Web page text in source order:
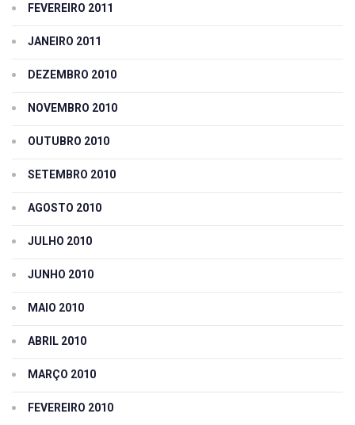
FEVEREIRO 2011
JANEIRO 2011
DEZEMBRO 2010
NOVEMBRO 2010
OUTUBRO 2010
SETEMBRO 2010
AGOSTO 2010
JULHO 2010
JUNHO 2010
MAIO 2010
ABRIL 2010
MARÇO 2010
FEVEREIRO 2010